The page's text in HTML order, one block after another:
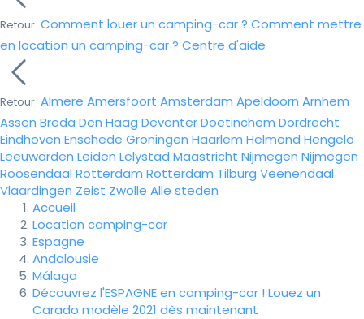
Retour Comment louer un camping-car ? Comment mettre
en location un camping-car ? Centre d'aide
Retour Almere Amersfoort Amsterdam Apeldoorn Arnhem
Assen Breda Den Haag DeventerDoetinchem Dordrecht
Eindhoven Enschede Groningen Haarlem Helmond Hengelo
Leeuwarden Leiden Lelystad Maastricht Nijmegen Nijmegen
Roosendaal Rotterdam Rotterdam Tilburg Veenendaal
Vlaardingen Zeist Zwolle Alle steden
Accueil
Location camping-car
Espagne
Andalousie
Málaga
Découvrez l'ESPAGNE en camping-car ! Louez un
Carado modèle 2021 dès maintenant